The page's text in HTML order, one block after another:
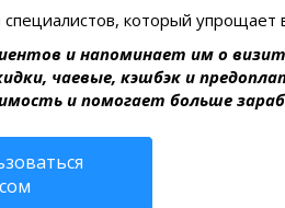
который упрощает
и напоминает им о
чаевые, кэшбэк и
и помогает больше